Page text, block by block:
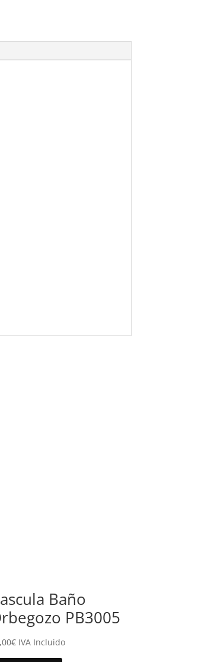
Baño
PB3005
€ IVA Incluido